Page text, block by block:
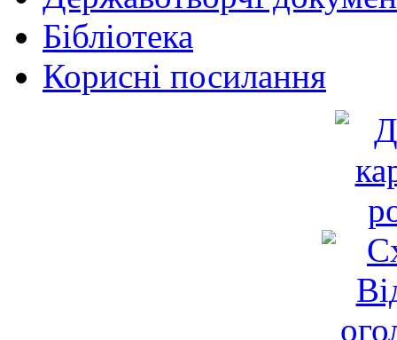
Бібліотека
Корисні посилання